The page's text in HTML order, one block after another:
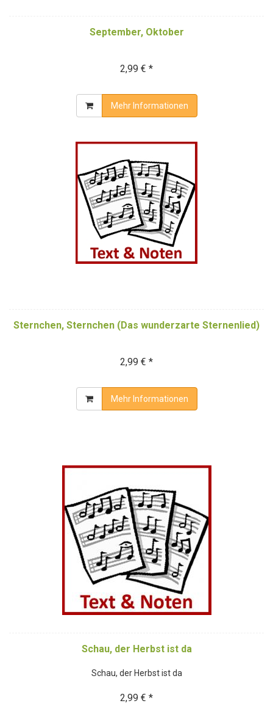
September, Oktober
2,99 € *
Mehr Informationen
Sternchen, Sternchen (Das wunderzarte Sternenlied)
2,99 € *
Mehr Informationen
Schau, der Herbst ist da
Schau, der Herbst ist da
2,99 € *